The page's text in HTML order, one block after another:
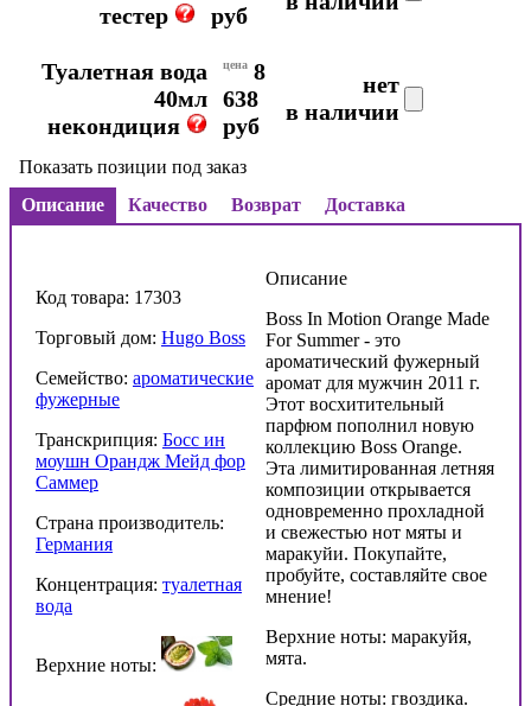
тестер
руб
Туалетная вода
40мл
некондиция
цена 8
638
руб
нет
в наличии
Показать позиции под заказ
Описание
Качество Возврат Доставка
Код товара: 17303
Торговый дом: Hugo Boss
Семейство: ароматические
фужерные
Транскрипция: Босс ин
моушн Орандж Мейд фор
Саммер
Страна производитель:
Германия
Концентрация: туалетная
вода
Верхние ноты:
Описание
Boss In Motion Orange Made
For Summer - это
ароматический фужерный
аромат для мужчин 2011 г.
Этот восхитительный
парфюм пополнил новую
коллекцию Boss Orange.
Эта лимитированная летняя
композиции открывается
одновременно прохладной
и свежестью нот мяты и
маракуйи. Покупайте,
пробуйте, составляйте свое
мнение!
Верхние ноты: маракуйя,
мята.
Средние ноты: гвоздика.